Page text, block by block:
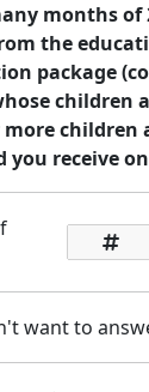
months of
the
package
children
children
you receive
want to